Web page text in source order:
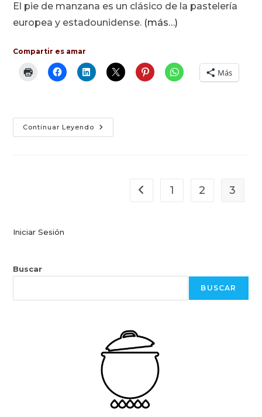
entrada:
El pie de manzana es un clásico de la pastelería
europea y estadounidense. (más…)
Compartir es amar
Más
Continuar Leyendo Pastel
De
Ir a la página anterior
1 2 3
Iniciar Sesión
Buscar
BUSCAR